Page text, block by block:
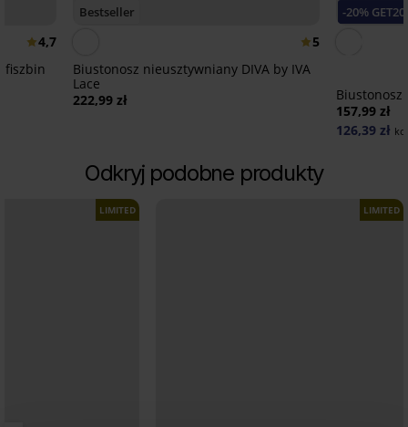
4,7
fiszbin
Bestseller
5
Biustonosz nieusztywniany DIVA by IVA
Lace
222,99 zł
-20% GET20
Biustonosz
157,99 zł
126,39 zł
Odkryj podobne produkty
LIMITED LIMITED